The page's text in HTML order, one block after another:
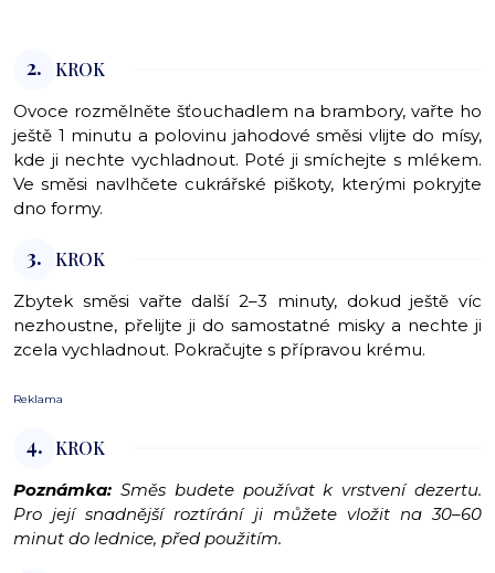
2. KROK
Ovoce rozmělněte šťouchadlem na brambory, vařte ho
ještě 1 minutu a polovinu jahodové směsi vlijte do mísy,
kde ji nechte vychladnout. Poté ji smíchejte s mlékem.
Ve směsi navlhčete cukrářské piškoty, kterými pokryjte
dno formy.
3. KROK
Zbytek směsi vařte další 2–3 minuty, dokud ještě víc
nezhoustne, přelijte ji do samostatné misky a nechte ji
zcela vychladnout. Pokračujte s přípravou krému.
Reklama
4. KROK
Poznámka: Směs budete používat k vrstvení dezertu.
Pro její snadnější roztírání ji můžete vložit na 30–60
minut do lednice, před použitím.